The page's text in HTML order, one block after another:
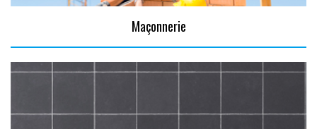
Maçonnerie